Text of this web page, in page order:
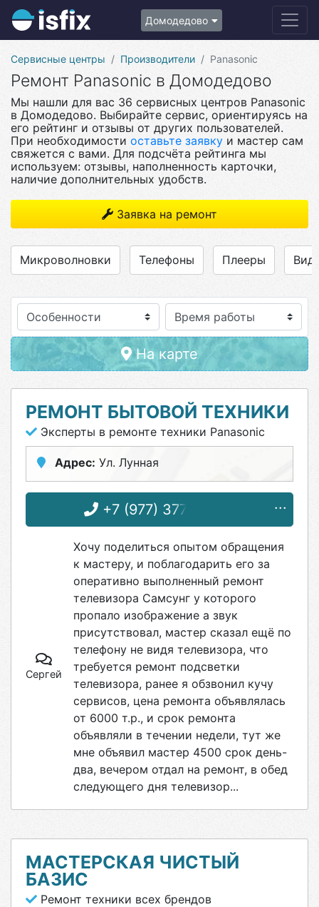
Домодедово
Сервисные центры Производители Panasonic
Ремонт Panasonic в Домодедово
Мы нашли для вас 36 сервисных центров Panasonic
в Домодедово. Выбирайте сервис, ориентируясь на
его рейтинг и отзывы от других пользователей.
При необходимости оставьте заявку и мастер сам
свяжется с вами. Для подсчёта рейтинга мы
используем: отзывы, наполненность карточки,
наличие дополнительных удобств.
Заявка на ремонт
Микроволновки Телефоны Плееры
Особенности
На карте
РЕМОНТ БЫТОВОЙ ТЕХНИКИ
Эксперты в ремонте техники Panasonic
Адрес: Ул. Лунная
+7 (977) 377-87-04
Сергей
Хочу поделиться опытом обращения
к мастеру, и поблагодарить его за
оперативно выполненный ремонт
телевизора Самсунг у которого
пропало изображение а звук
присутствовал, мастер сказал ещё по
телефону не видя телевизора, что
требуется ремонт подсветки
телевизора, ранее я обзвонил кучу
сервисов, цена ремонта объявлялась
от 6000 т.р., и срок ремонта
объявляли в течении недели, тут же
мне объявил мастер 4500 срок день-
два, вечером отдал на ремонт, в обед
следующего дня телевизор...
МАСТЕРСКАЯ ЧИСТЫЙ
БАЗИС
Ремонт техники всех брендов